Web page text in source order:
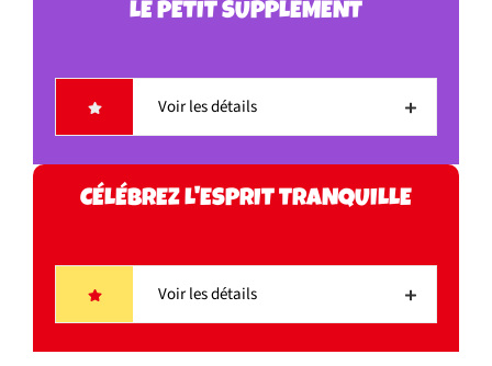
LE PETIT SUPPLÉMENT
Voir les détails
CÉLÉBREZ L'ESPRIT TRANQUILLE
Voir les détails